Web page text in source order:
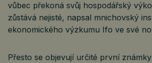
vůbec překoná svůj hospodářský
zůstává nejisté, napsal mnichovský
ekonomického výzkumu Ifo ve své
Přesto se objevují určité první